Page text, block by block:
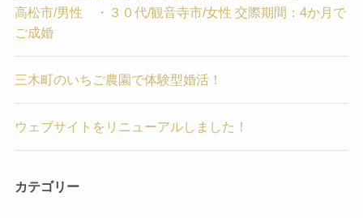
高松市/男性 ・３０代/観音寺市/女性 交際期間：4か月で
ご成婚
三木町のいちご農園で体験型婚活！
ウェブサイトをリニューアルしました！
カテゴリー